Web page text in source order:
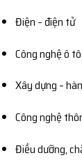
Điện – điện tử
Công nghệ ô tô
Xây dựng –
Công nghệ
Điều dưỡng,